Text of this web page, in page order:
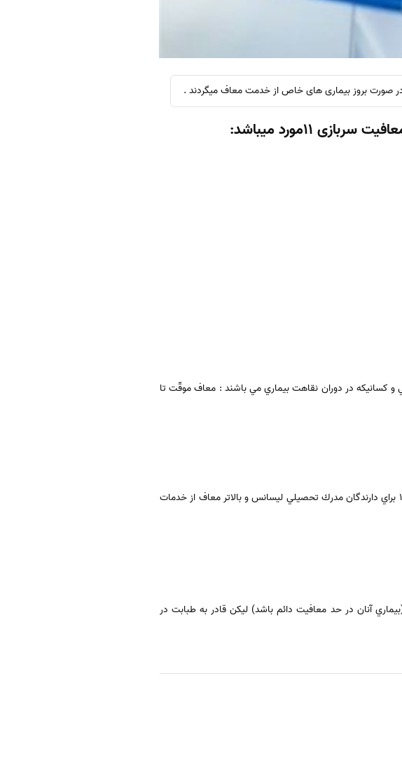
صورت بروز بیماری های خاص از خدمت معاف میگردند .
11مورد میباشد:
و كسانيكه در دوران نقاهت بيماري مي باشند : معاف موقّت تا
ب) 155 ≥ قد ≥ 145 سانتي متر براي دارندگان مدرك تحصيلي فوق ديپلم و پايين تر و 155 ≥ قد ≥ 140 براي دارندگان مدرك تحصيلي ليسانس و بالاتر معاف از خدمات
آنان در حد معافيت دائم باشد) ليکن قادر به طبابت در